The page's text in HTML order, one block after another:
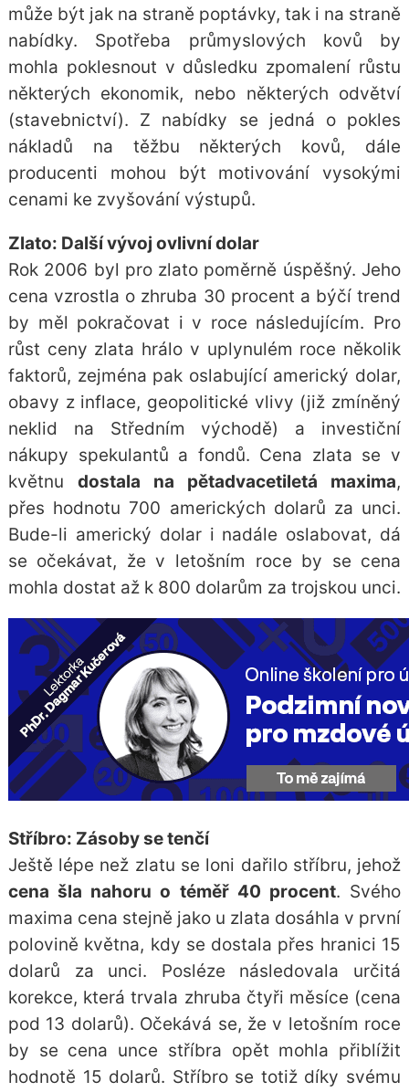
může být jak na straně poptávky, tak i na straně
nabídky. Spotřeba průmyslových kovů by
mohla poklesnout v důsledku zpomalení růstu
některých ekonomik, nebo některých odvětví
(stavebnictví). Z nabídky se jedná o pokles
nákladů na těžbu některých kovů, dále
producenti mohou být motivování vysokými
cenami ke zvyšování výstupů.
Zlato: Další vývoj ovlivní dolar
Rok 2006 byl pro zlato poměrně úspěšný. Jeho
cena vzrostla o zhruba 30 procent a býčí trend
by měl pokračovat i v roce následujícím. Pro
růst ceny zlata hrálo v uplynulém roce několik
faktorů, zejména pak oslabující americký dolar,
obavy z inflace, geopolitické vlivy (již zmíněný
neklid na Středním východě) a investiční
nákupy spekulantů a fondů. Cena zlata se v
květnu dostala na pětadvacetiletá maxima,
přes hodnotu 700 amerických dolarů za unci.
Bude-li americký dolar i nadále oslabovat, dá
se očekávat, že v letošním roce by se cena
mohla dostat až k 800 dolarům za trojskou unci.
Stříbro: Zásoby se tenčí
Ještě lépe než zlatu se loni dařilo stříbru, jehož
cena šla nahoru o téměř 40 procent. Svého
maxima cena stejně jako u zlata dosáhla v první
polovině května, kdy se dostala přes hranici 15
dolarů za unci. Posléze následovala určitá
korekce, která trvala zhruba čtyři měsíce (cena
pod 13 dolarů). Očekává se, že v letošním roce
by se cena unce stříbra opět mohla přiblížit
hodnotě 15 dolarů. Stříbro se totiž díky svému